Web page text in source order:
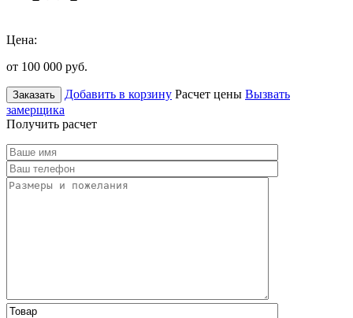
Цена:
от 100 000 руб.
Заказать Добавить в корзину Расчет цены Вызвать
замерщика
Получить расчет